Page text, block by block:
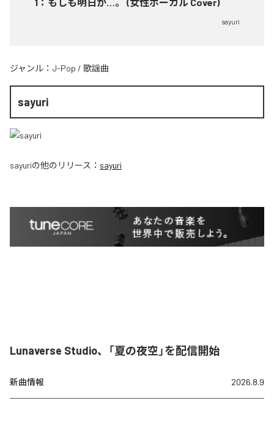
sayuri
ジャンル： J-Pop / 歌謡曲
sayuri
sayuriの他のリリース： sayuri
Lunaverse Studio、「夏の夜空」を配信開始
新曲情報 2026.8.9